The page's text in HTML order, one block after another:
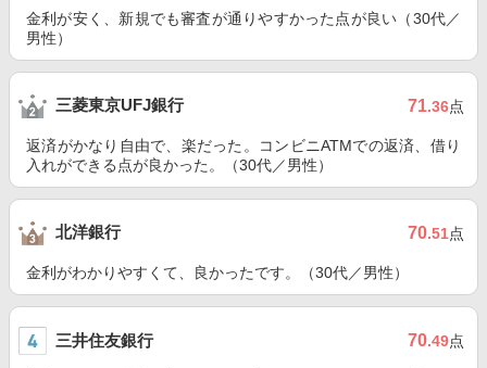
金利が安く、新規でも審査が通りやすかった点が良い（30代／
男性）
三菱東京UFJ銀行 71.36点
返済がかなり自由で、楽だった。コンビニATMでの返済、借り
入れができる点が良かった。（30代／男性）
北洋銀行 70.51点
金利がわかりやすくて、良かったです。（30代／男性）
三井住友銀行 70.49点